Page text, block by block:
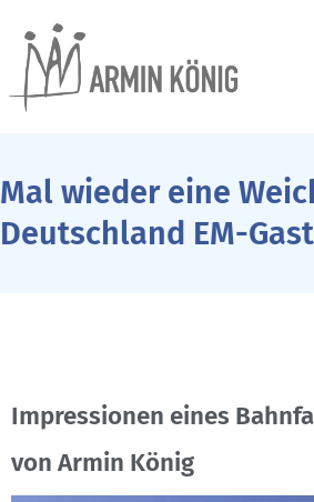
Mal wieder eine
Deutschland EM-
Impressionen eines
von Armin König